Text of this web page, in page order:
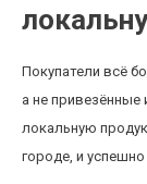
Покупатели всё
а не привезённые
локальную
городе, и